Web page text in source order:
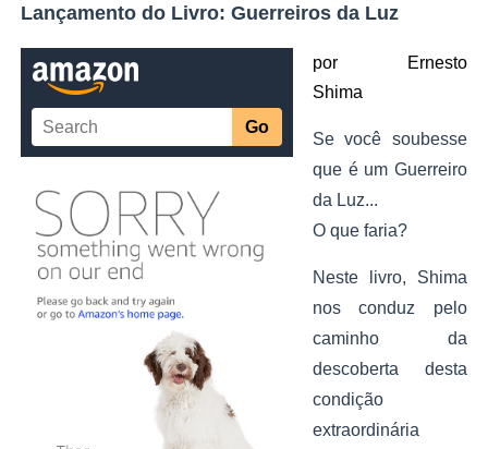
Lançamento do Livro: Guerreiros da Luz
por Ernesto
Shima
Se você soubesse
que é um Guerreiro
da Luz...
O que faria?
Neste livro, Shima
nos conduz pelo
caminho da
descoberta desta
condição
extraordinária